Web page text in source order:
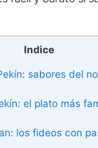
Indice
sabores del
el plato más
los fideos con